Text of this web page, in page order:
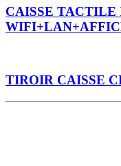
CAISSE TACTILE
TIROIR CAISSE